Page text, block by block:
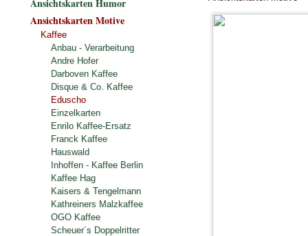
Ansichtskarten Humor
Ansichtskarten Motive
Kaffee
Anbau - Verarbeitung
Andre Hofer
Darboven Kaffee
Disque & Co. Kaffee
Eduscho
Einzelkarten
Enrilo Kaffee-Ersatz
Franck Kaffee
Hauswald
Inhoffen - Kaffee Berlin
Kaffee Hag
Kaisers & Tengelmann
Kathreiners Malzkaffee
OGO Kaffee
Scheuer´s Doppelritter